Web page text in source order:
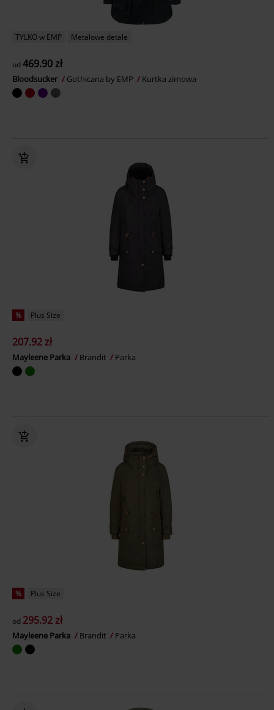
TYLKO w EMP Metalowe detale
od 469.90 zł
Bloodsucker Gothicana by EMP Kurtka zimowa
% Plus Size
207.92 zł
Mayleene Parka Brandit Parka
% Plus Size
od 295.92 zł
Mayleene Parka Brandit Parka